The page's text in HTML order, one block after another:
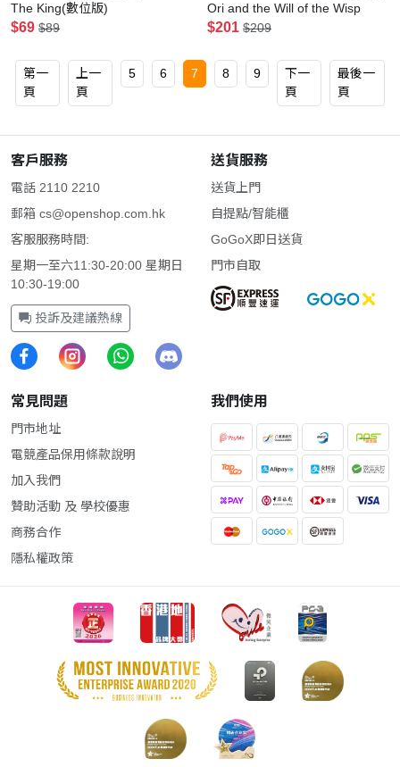
The King(數位版)
$69 $89
Ori and the Will of the Wisp
$201 $209
第一
頁
上一
頁
5 6 7 8 9
下一
頁
最後一
頁
客戶服務
電話 2110 2210
郵箱 cs@openshop.com.hk
客服服務時間:
星期一至六11:30-20:00 星期日
10:30-19:00
投訴及建議熱線
送貨服務
送貨上門
自提點/智能櫃
GoGoX即日送貨
門市自取
常見問題
門市地址
電競產品保用條款說明
加入我們
贊助活動 及 學校優惠
商務合作
隱私權政策
我們使用